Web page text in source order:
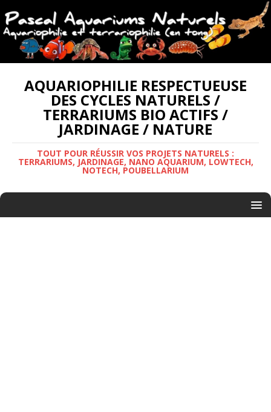
AQUARIOPHILIE RESPECTUEUSE
DES CYCLES NATURELS /
TERRARIUMS BIO ACTIFS /
JARDINAGE / NATURE
TOUT POUR RÉUSSIR VOS PROJETS NATURELS :
TERRARIUMS, JARDINAGE, NANO AQUARIUM, LOWTECH,
NOTECH, POUBELLARIUM